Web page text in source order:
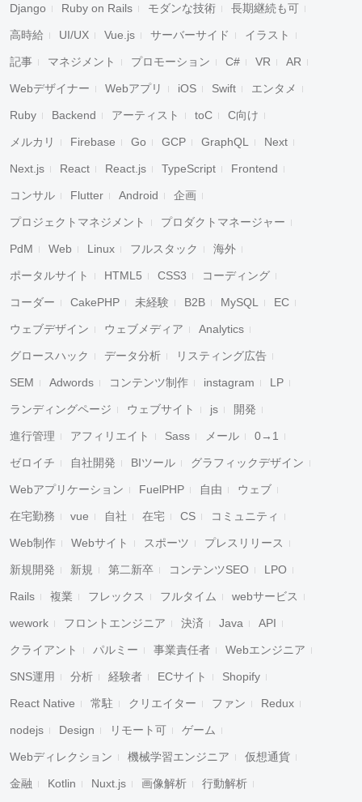
Django Ruby on Rails モダンな技術 長期継続も可
高時給 UI/UX Vue.js サーバーサイド イラスト
記事 マネジメント プロモーション C# VR AR
Webデザイナー Webアプリ iOS Swift エンタメ
Ruby Backend アーティスト toC C向け
メルカリ Firebase Go GCP GraphQL Next
Next.js React React.js TypeScript Frontend
コンサル Flutter Android 企画
プロジェクトマネジメント プロダクトマネージャー
PdM Web Linux フルスタック 海外
ポータルサイト HTML5 CSS3 コーディング
コーダー CakePHP 未経験 B2B MySQL EC
ウェブデザイン ウェブメディア Analytics
グロースハック データ分析 リスティング広告
SEM Adwords コンテンツ制作 instagram LP
ランディングページ ウェブサイト js 開発
進行管理 アフィリエイト Sass メール 0→1
ゼロイチ 自社開発 BIツール グラフィックデザイン
Webアプリケーション FuelPHP 自由 ウェブ
在宅勤務 vue 自社 在宅 CS コミュニティ
Web制作 Webサイト スポーツ プレスリリース
新規開発 新規 第二新卒 コンテンツSEO LPO
Rails 複業 フレックス フルタイム webサービス
wework フロントエンジニア 決済 Java API
クライアント パルミー 事業責任者 Webエンジニア
SNS運用 分析 経験者 ECサイト Shopify
React Native 常駐 クリエイター ファン Redux
nodejs Design リモート可 ゲーム
Webディレクション 機械学習エンジニア 仮想通貨
金融 Kotlin Nuxt.js 画像解析 行動解析